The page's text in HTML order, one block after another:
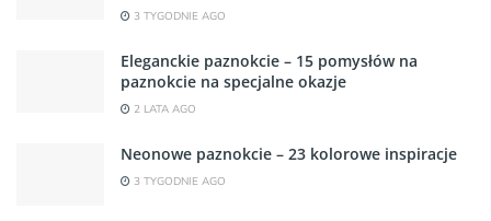
3 TYGODNIE AGO
Eleganckie paznokcie – 15 pomysłów na
paznokcie na specjalne okazje
2 LATA AGO
Neonowe paznokcie – 23 kolorowe inspiracje
3 TYGODNIE AGO